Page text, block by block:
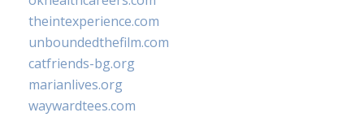
theintexperience.com
unboundedthefilm.com
catfriends-bg.org
marianlives.org
waywardtees.com